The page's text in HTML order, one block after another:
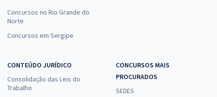
Concursos no Rio Grande do
Norte
Concursos em Sergipe
CONTEÚDO JURÍDICO
Consolidação das Leis do
Trabalho
CONCURSOS MAIS
PROCURADOS
SEDES